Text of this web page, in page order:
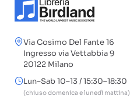
Via Cosimo Del Fante 16
Ingresso via Vettabbia 9
20122 Milano
Lun–Sab 10–13 / 15:30–18:30
(chiuso domenica e lunedì mattina)